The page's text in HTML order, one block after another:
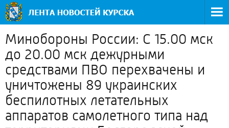
Минобороны России: С 15.00 мск
до 20.00 мск дежурными
средствами ПВО перехвачены и
уничтожены 89 украинских
беспилотных летательных
аппаратов самолетного типа над